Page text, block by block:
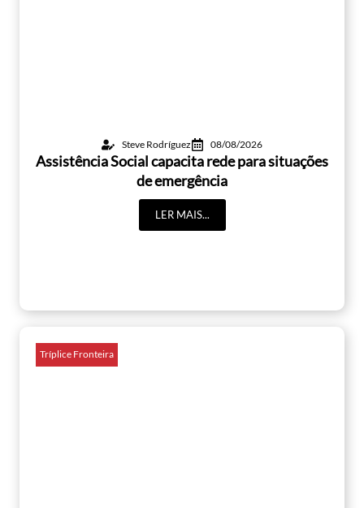
Steve Rodríguez 08/08/2026
Assistência Social capacita rede para situações
de emergência
LER MAIS...
Tríplice Fronteira